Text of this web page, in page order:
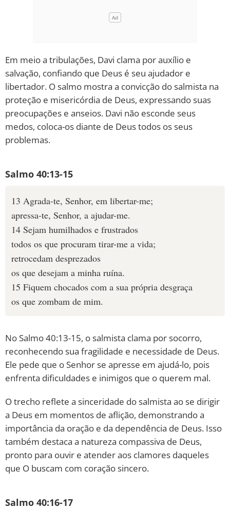
Em meio a tribulações, Davi clama por auxílio e
salvação, confiando que Deus é seu ajudador e
libertador. O salmo mostra a convicção do salmista na
proteção e misericórdia de Deus, expressando suas
preocupações e anseios. Davi não esconde seus
medos, coloca-os diante de Deus todos os seus
problemas.
Salmo 40:13-15
13 Agrada-te, Senhor, em libertar-me;
apressa-te, Senhor, a ajudar-me.
14 Sejam humilhados e frustrados
todos os que procuram tirar-me a vida;
retrocedam desprezados
os que desejam a minha ruína.
15 Fiquem chocados com a sua própria desgraça
os que zombam de mim.
No Salmo 40:13-15, o salmista clama por socorro,
reconhecendo sua fragilidade e necessidade de Deus.
Ele pede que o Senhor se apresse em ajudá-lo, pois
enfrenta dificuldades e inimigos que o querem mal.
O trecho reflete a sinceridade do salmista ao se dirigir
a Deus em momentos de aflição, demonstrando a
importância da oração e da dependência de Deus. Isso
também destaca a natureza compassiva de Deus,
pronto para ouvir e atender aos clamores daqueles
que O buscam com coração sincero.
Salmo 40:16-17